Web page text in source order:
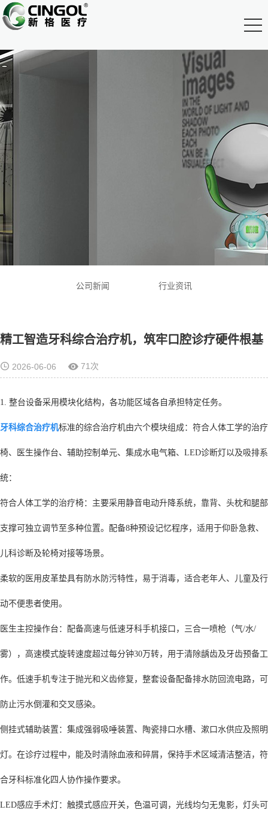
公司新闻 行业资讯
精工智造牙科综合治疗机，筑牢口腔诊疗硬件根基
2026-06-06 71次
1. 整台设备采用模块化结构，各功能区域各自承担特定任务。
牙科综合治疗机标准的综合治疗机由六个模块组成：符合人体工学的治疗
椅、医生操作台、辅助控制单元、集成水电气箱、LED诊断灯以及吸排系
统：
符合人体工学的治疗椅：主要采用静音电动升降系统，靠背、头枕和腿部
支撑可独立调节至多种位置。配备8种预设记忆程序，适用于仰卧急救、
儿科诊断及轮椅对接等场景。
柔软的医用皮革垫具有防水防污特性，易于消毒，适合老年人、儿童及行
动不便患者使用。
医生主控操作台：配备高速与低速牙科手机接口，三合一喷枪（气/水/
雾），高速模式旋转速度超过每分钟30万转，用于清除龋齿及牙齿预备工
作。低速手机专注于抛光和义齿修复，整套设备配备排水防回流电路，可
防止污水倒灌和交叉感染。
侧挂式辅助装置：集成强弱吸唾装置、陶瓷排口水槽、漱口水供应及照明
灯。在诊疗过程中，能及时清除血液和碎屑，保持手术区域清洁整洁，符
合牙科标准化四人协作操作要求。
LED感应手术灯：触摸式感应开关，色温可调，光线均匀无鬼影，灯头可